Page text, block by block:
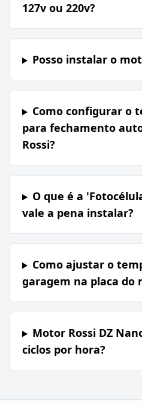
127v ou 220v?
Posso instalar o
Como configurar o
para fechamento
Rossi?
O que é a
vale a pena instalar?
Como ajustar o
garagem na placa do
Motor Rossi DZ
ciclos por hora?